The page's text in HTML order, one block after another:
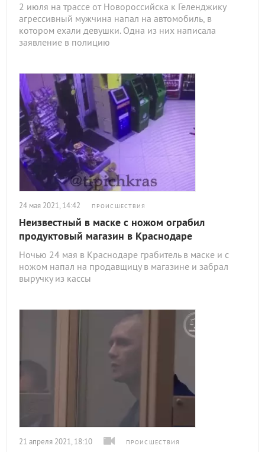
2 июля на трассе от Новороссийска к Геленджику
агрессивный мужчина напал на автомобиль, в
котором ехали девушки. Одна из них написала
заявление в полицию
24 мая 2021, 14:42 ПРОИСШЕСТВИЯ
Неизвестный в маске с ножом ограбил
продуктовый магазин в Краснодаре
Ночью 24 мая в Краснодаре грабитель в маске и с
ножом напал на продавщицу в магазине и забрал
выручку из кассы
21 апреля 2021, 18:10 ПРОИСШЕСТВИЯ